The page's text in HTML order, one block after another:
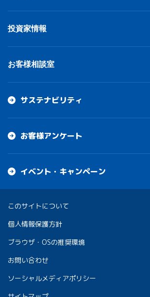
投資家情報
お客様相談室
サステナビリティ
お客様アンケート
イベント・キャンペーン
このサイトについて
個人情報保護方針
ブラウザ・OSの推奨環境
お問い合わせ
ソーシャルメディアポリシー